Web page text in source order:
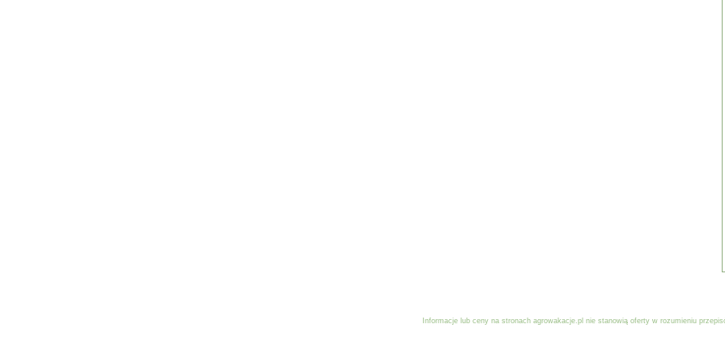
Informacje lub ceny na stronach agrowakacje.pl nie stanowią oferty w rozumieniu